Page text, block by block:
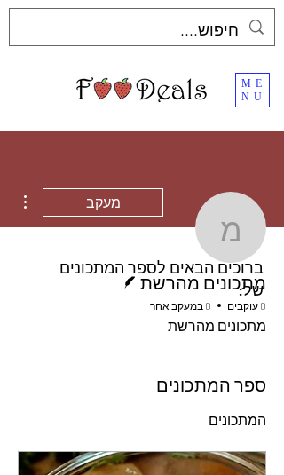
ME
NU
מתכונים מהרשת
מעקב
מתכונים מהרשת
כותב/ת
0 עוקבים 0 במעקב אחר
מתכונים מהרשת
ברוכים הבאים לספר המתכונים
של:
ספר המתכונים
המתכונים